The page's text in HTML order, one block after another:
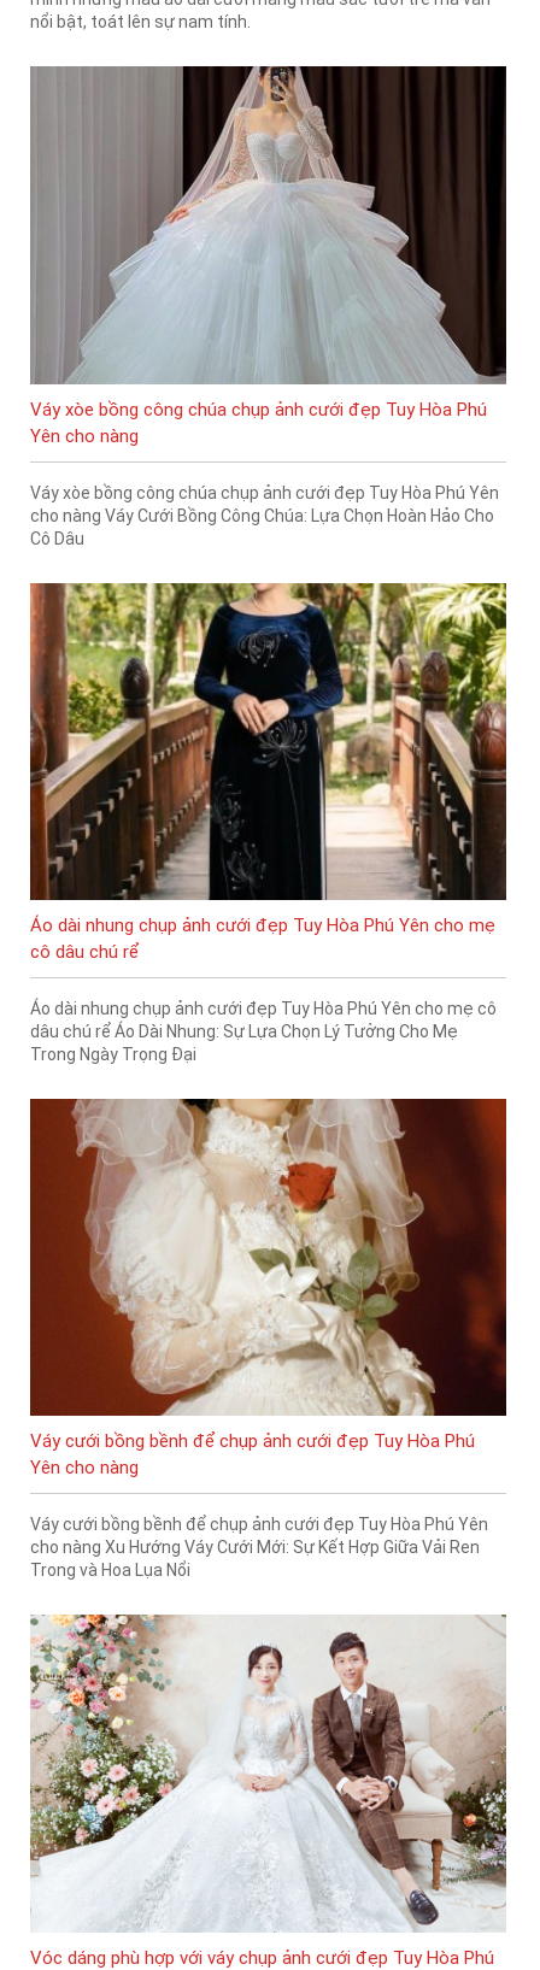
nổi bật, toát lên sự nam tính.
Váy xòe bồng công chúa chụp ảnh cưới đẹp Tuy Hòa Phú
Yên cho nàng
Váy xòe bồng công chúa chụp ảnh cưới đẹp Tuy Hòa Phú Yên
cho nàng Váy Cưới Bồng Công Chúa: Lựa Chọn Hoàn Hảo Cho
Cô Dâu
Áo dài nhung chụp ảnh cưới đẹp Tuy Hòa Phú Yên cho mẹ
cô dâu chú rể
Áo dài nhung chụp ảnh cưới đẹp Tuy Hòa Phú Yên cho mẹ cô
dâu chú rể Áo Dài Nhung: Sự Lựa Chọn Lý Tưởng Cho Mẹ
Trong Ngày Trọng Đại
Váy cưới bồng bềnh để chụp ảnh cưới đẹp Tuy Hòa Phú
Yên cho nàng
Váy cưới bồng bềnh để chụp ảnh cưới đẹp Tuy Hòa Phú Yên
cho nàng Xu Hướng Váy Cưới Mới: Sự Kết Hợp Giữa Vải Ren
Trong và Hoa Lụa Nổi
Vóc dáng phù hợp với váy chụp ảnh cưới đẹp Tuy Hòa Phú